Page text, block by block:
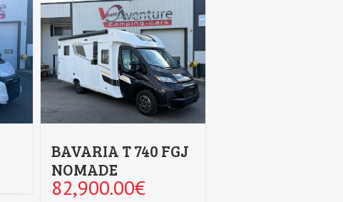
BAVARIA T 740 FGJ
NOMADE
82,900.00€